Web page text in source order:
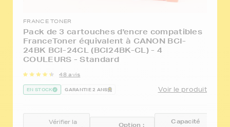
FRANCE TONER
Pack de 3 cartouches d'encre compatibles
FranceToner équivalent à CANON BCI-
24BK BCI-24CL (BCI24BK-CL) - 4
COULEURS - Standard
48 avis
EN STOCK GARANTIE 2 ANS Voir le produit
Vérifier la
Option :
Capacité